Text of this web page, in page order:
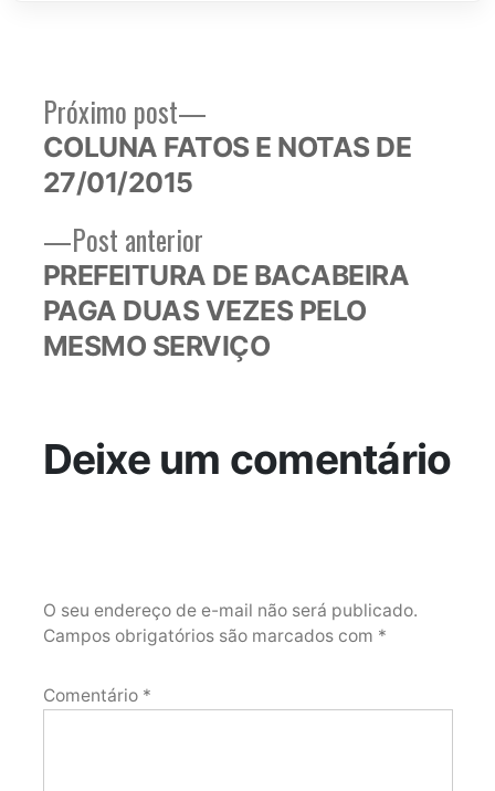
Navegação
de
Post
Post anteriorPost
anterior:
PREFEITURA DE BACABEIRA
PAGA DUAS VEZES PELO
MESMO SERVIÇO
Próximo post
Próximo
post:
COLUNA FATOS E NOTAS DE
27/01/2015
Deixe um comentário
O seu endereço de e-mail não será publicado.
Campos obrigatórios são marcados com *
Comentário *